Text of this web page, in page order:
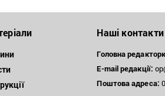
Наші контакти
Головна
E-mail редакції:
Поштоваадреса: